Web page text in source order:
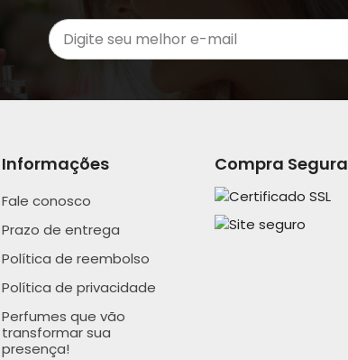
Informações
Fale conosco
Prazo de entrega
Política de reembolso
Política de privacidade
Perfumes que vão
transformar sua
presença!
Compra Segura